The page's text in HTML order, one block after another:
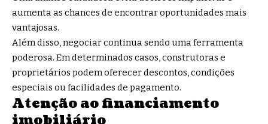
aumenta as chances de encontrar oportunidades mais
vantajosas.
Além disso, negociar continua sendo uma ferramenta
poderosa. Em determinados casos, construtoras e
proprietários podem oferecer descontos, condições
especiais ou facilidades de pagamento.
Atenção ao financiamento
imobiliário